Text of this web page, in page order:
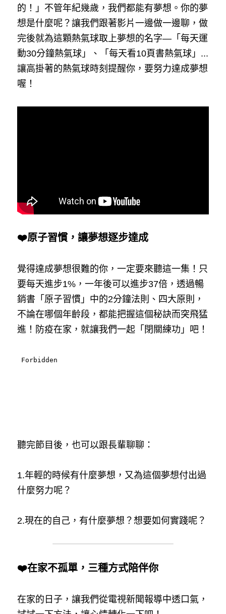
的！」不管年紀幾歲，我們都能有夢想。你的夢
想是什麼呢？讓我們跟著影片一邊做一邊聊，做
完後就為這顆熱氣球取上夢想的名字—「每天運
動30分鐘熱氣球」、「每天看10頁書熱氣球」...
讓高掛著的熱氣球時刻提醒你，要努力達成夢想
喔！
❤️原子習慣，讓夢想逐步達成
覺得達成夢想很難的你，一定要來聽這一集！只
要每天進步1%，一年後可以進步37倍，透過暢
銷書「原子習慣」中的2分鐘法則、四大原則，
不論在哪個年齡段，都能把握這個秘訣而突飛猛
進！防疫在家，就讓我們一起「閉關練功」吧！
聽完節目後，也可以跟長輩聊聊：
1.年輕的時候有什麼夢想，又為這個夢想付出過
什麼努力呢？
2.現在的自己，有什麼夢想？想要如何實踐呢？
❤️在家不孤單，三種方式陪伴你
在家的日子，讓我們從電視新聞報導中透口氣，